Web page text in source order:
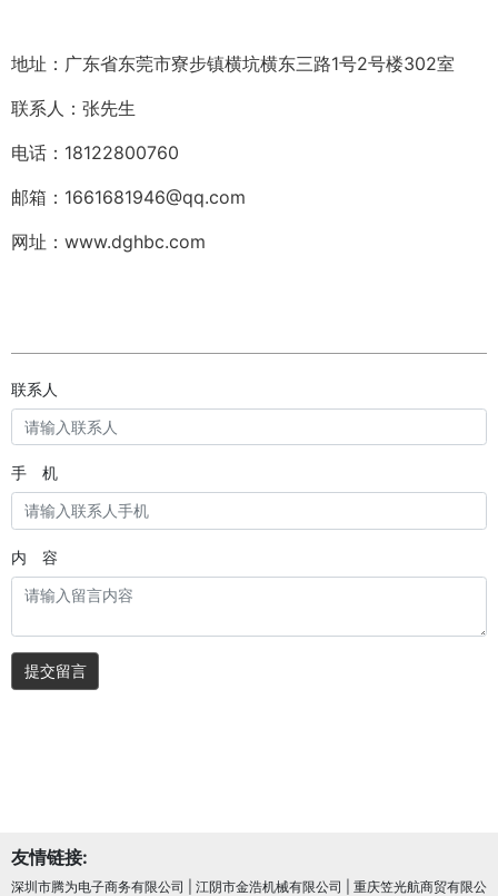
地址：广东省东莞市寮步镇横坑横东三路1号2号楼302室
联系人：张先生
电话：18122800760
邮箱：1661681946@qq.com
网址：www.dghbc.com
联系人
手 机
内 容
提交留言
友情链接:
深圳市腾为电子商务有限公司 江阴市金浩机械有限公司
重庆笠光航商贸有限公